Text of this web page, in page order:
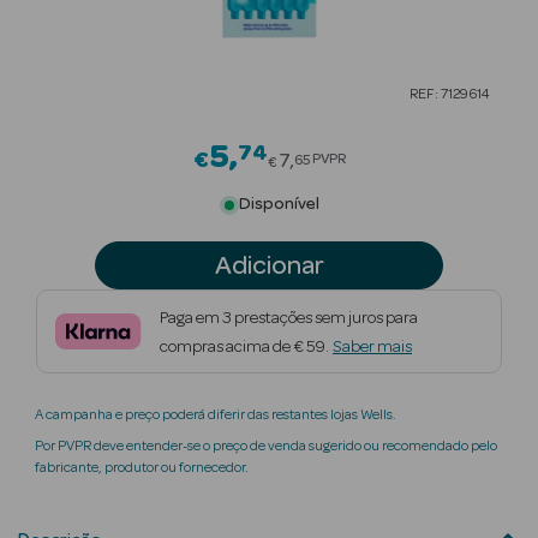
Beauty Season
Maquilhagem
Beauty Season
Perfumes
REF: 7129614
€5 74Price reduced from
€ 7 65 PVPR
Disponível
Adicionar
Paga em 3 prestações sem juros para
compras acima de € 59. Saber mais
A campanha e preço poderá diferir das restantes lojas Wells.
Por PVPR deve entender-se o preço de venda sugerido ou recomendado pelo
fabricante, produtor ou fornecedor.